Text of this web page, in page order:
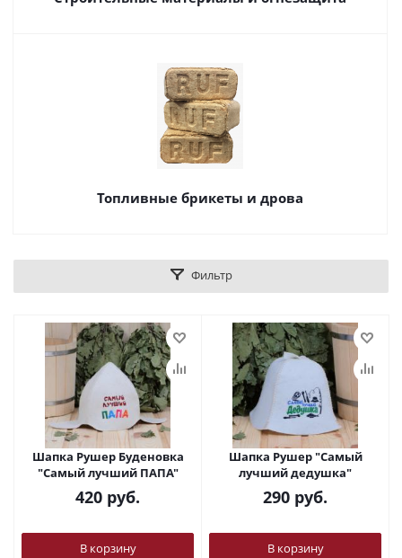
Топливные брикеты и дрова
Фильтр
Шапка Рушер Буденовка
"Самый лучший ПАПА"
420 руб.
В корзину
Шапка Рушер "Самый
лучший дедушка"
290 руб.
В корзину